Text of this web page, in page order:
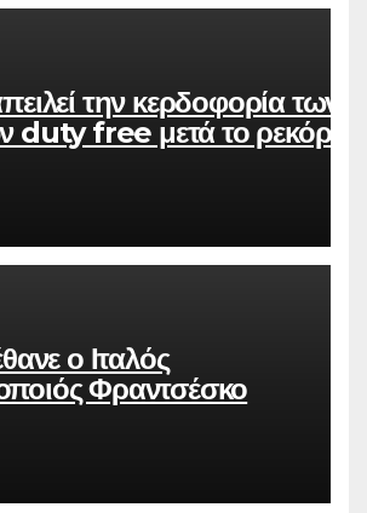
την κερδοφορία των
duty free μετά το ρεκόρ
ο Ιταλός
Φραντσέσκο
ertnews.gr